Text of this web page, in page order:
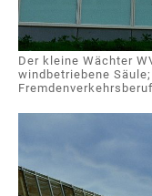
Der kleine Wächter
windbetriebene